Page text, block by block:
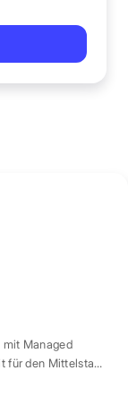
mit Managed
den Mittelstand